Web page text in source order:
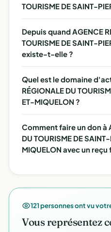
TOURISME DE SAINT-
Depuis quand AGENCE
TOURISME DE SAINT-
existe-t-elle ?
Quel est le domaine
RÉGIONALE DU
ET-MIQUELON ?
Comment faire un don à
DU TOURISME DE
MIQUELON avec un reçu
121 personnes ont vu
Vous représentez